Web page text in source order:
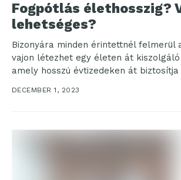
Fogpótlás élethosszig?
lehetséges?
Bizonyára minden érintettnél felmerül
vajon létezhet egy életen át
amely hosszú évtizedeken át
DECEMBER 1, 2023